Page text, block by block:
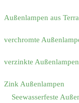
Außenlampen aus
verchromte
verzinkte Außenlampen
Zink Außenlampen
Seewasserfeste